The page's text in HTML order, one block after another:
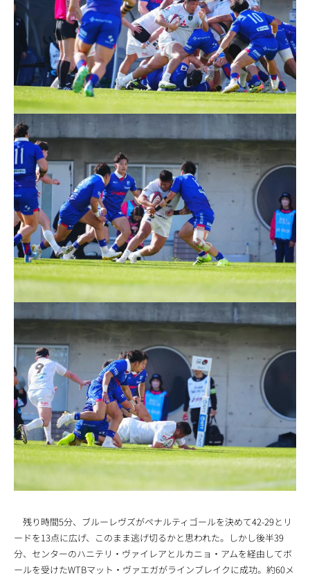
残り時間5分、ブルーレヴズがペナルティゴールを決めて42-29とリ
ードを13点に広げ、このまま逃げ切るかと思われた。しかし後半39
分、センターのハニテリ・ヴァイレアとルカニョ・アムを経由してボ
ールを受けたWTBマット・ヴァエガがラインブレイクに成功。約60メ